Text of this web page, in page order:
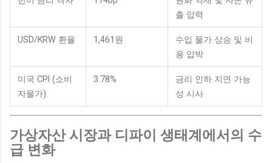
출 압력
USD/KRW 환율 1,461원
수입 물가 상승 및 비
용 압박
미국 CPI (소비
자물가)
3.78%
금리 인하 지연 가능
성 시사
가상자산 시장과 디파이 생태계에서의 수
급 변화